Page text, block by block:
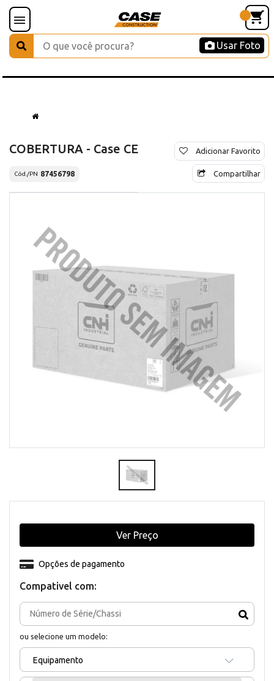
Usar Foto
COBERTURA - Case CE
Cód./PN 87456798
Adicionar Favorito
Compartilhar
Compativel com:
ou selecione um modelo:
Equipamento
Opções de pagamento
Ver Preço